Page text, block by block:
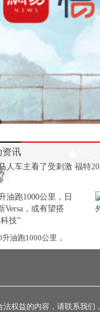
资讯
升油跑1000公里，
权益的内容，请联系我们